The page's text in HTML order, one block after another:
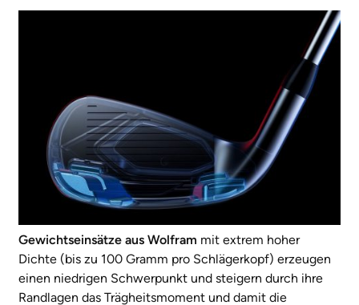
Gewichtseinsätze aus Wolfram mit extrem hoher
Dichte (bis zu 100 Gramm pro Schlägerkopf) erzeugen
einen niedrigen Schwerpunkt und steigern durch ihre
Randlagen das Trägheitsmoment und damit die